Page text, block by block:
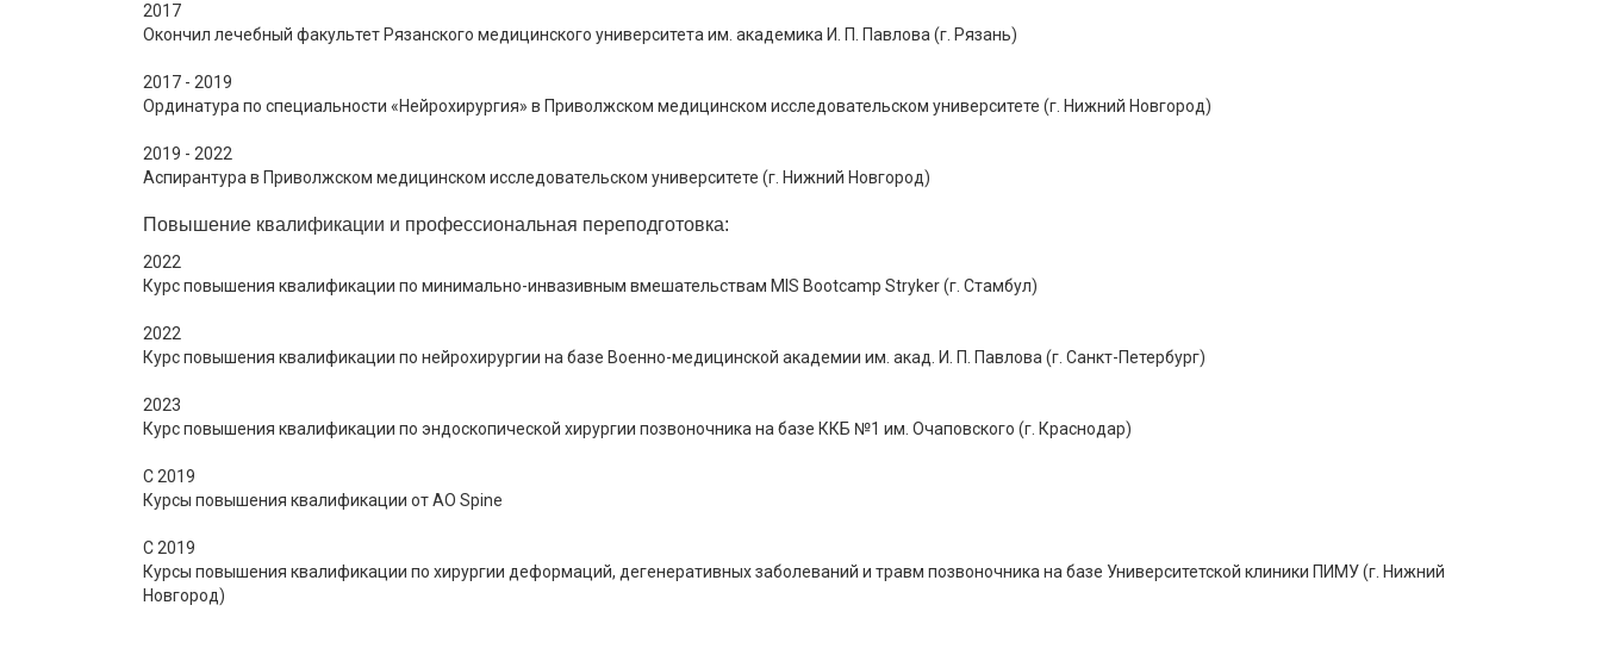
2017
Окончил лечебный факультет Рязанского медицинского университета им. академика И. П. Павлова (г. Рязань)
2017 - 2019
Ординатура по специальности «Нейрохирургия» в Приволжском медицинском исследовательском университете (г. Нижний Новгород)
2019 - 2022
Аспирантура в Приволжском медицинском исследовательском университете (г. Нижний Новгород)
Повышение квалификации и профессиональная переподготовка:
2022
Курс повышения квалификации по минимально-инвазивным вмешательствам MIS Bootcamp Stryker (г. Стамбул)
2022
Курс повышения квалификации по нейрохирургии на базе Военно-медицинской академии им. акад. И. П. Павлова (г. Санкт-Петербург)
2023
Курс повышения квалификации по эндоскопической хирургии позвоночника на базе ККБ №1 им. Очаповского (г. Краснодар)
С 2019
Курсы повышения квалификации от AO Spine
С 2019
Курсы повышения квалификации по хирургии деформаций, дегенеративных заболеваний и травм позвоночника на базе Университетской клиники ПИМУ (г. Нижний
Новгород)